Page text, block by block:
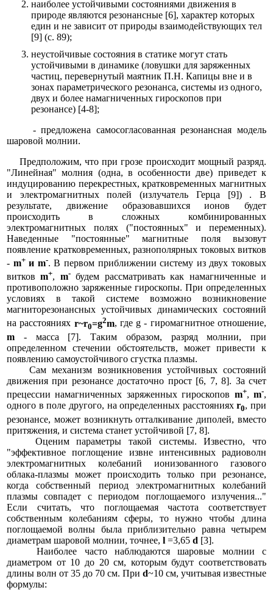
наиболее устойчивыми состояниями движения в
природе являются резонансные [6], характер которых
един и не зависит от природы взаимодействующих тел
[9] (с. 89);
неустойчивые состояния в статике могут стать
устойчивыми в динамике (ловушки для заряженных
частиц, перевернутый маятник П.Н. Капицы вне и в
зонах параметрического резонанса, системы из одного,
двух и более намагниченных гироскопов при
резонансе) [4-8];
- предложена самосогласованная резонансная модель
шаровой молнии.
Предположим, что при грозе происходит мощный разряд.
"Линейная" молния (одна, в особенности две) приведет к
индуцированию перекрестных, кратковременных магнитных
и электромагнитных полей (излучатель Герца [9]) . В
результате, движение образовавшихся ионов будет
происходить в сложных комбинированных
электромагнитных полях ("постоянных" и переменных).
Наведенные "постоянные" магнитные поля вызовут
появление кратковременных, разнополярных токовых витков
- m+и m-. В первом приближении систему из двух токовых
витковm+, m-будем рассматривать как намагниченные и
противоположно заряженные гироскопы. При определенных
условиях в такой системе возможно возникновение
магниторезонансных устойчивых динамических состояний
на расстояниях r~r0=g2m, где g - гиромагнитное отношение,
m - масса [7]. Таким образом, разряд молнии, при
определенном стечении обстоятельств, может привести к
появлению самоустойчивого сгустка плазмы.
Сам механизм возникновения устойчивых состояний
движения при резонансе достаточно прост [6, 7, 8]. За счет
прецессии намагниченных заряженных гироскопов m+,m-,
одного в поле другого, на определенных расстоянияхr0, при
резонансе, может возникнуть отталкивание диполей, вместо
притяжения, и система станет устойчивой [7, 8].
Оценим параметры такой системы. Известно, что
"эффективное поглощение извне интенсивных радиоволн
электромагнитных колебаний ионизованного газового
облака-плазмы может происходить только при резонансе,
когда собственный период электромагнитных колебаний
плазмы совпадет с периодом поглощаемого излучения..."
Если считать, что поглощаемая частота соответствует
собственным колебаниям сферы, то нужно чтобы длина
поглощаемой волны была приблизительно равна четырем
диаметрам шаровой молнии, точнее, l =3,65 d [3].
Наиболее часто наблюдаются шаровые молнии с
диаметром от 10 до 20 см, которым будут соответствовать
длины волн от 35 до 70 см. При d~10 см, учитывая известные
формулы: